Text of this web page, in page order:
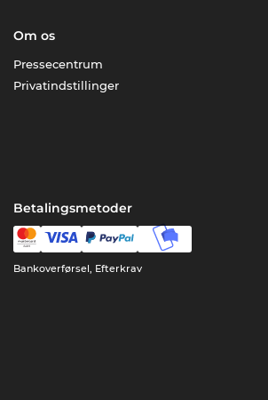
Om os
Pressecentrum
Privatindstillinger
Betalingsmetoder
Bankoverførsel, Efterkrav